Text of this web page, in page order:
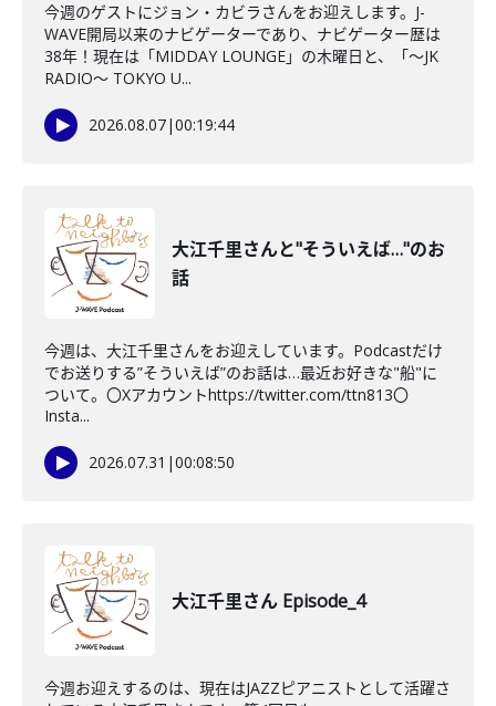
今週のゲストにジョン・カビラさんをお迎えします。J-
WAVE開局以来のナビゲーターであり、ナビゲーター歴は
38年！現在は「MIDDAY LOUNGE」の木曜日と、「〜JK
RADIO〜 TOKYO U...
2026.08.07|00:19:44
大江千里さんと"そういえば…"のお
話
今週は、大江千里さんをお迎えしています。Podcastだけ
でお送りする”そういえば”のお話は…最近お好きな"船"に
ついて。〇Xアカウントhttps://twitter.com/ttn813〇
Insta...
2026.07.31 |00:08:50
大江千里さん Episode_4
今週お迎えするのは、現在はJAZZピアニストとして活躍さ